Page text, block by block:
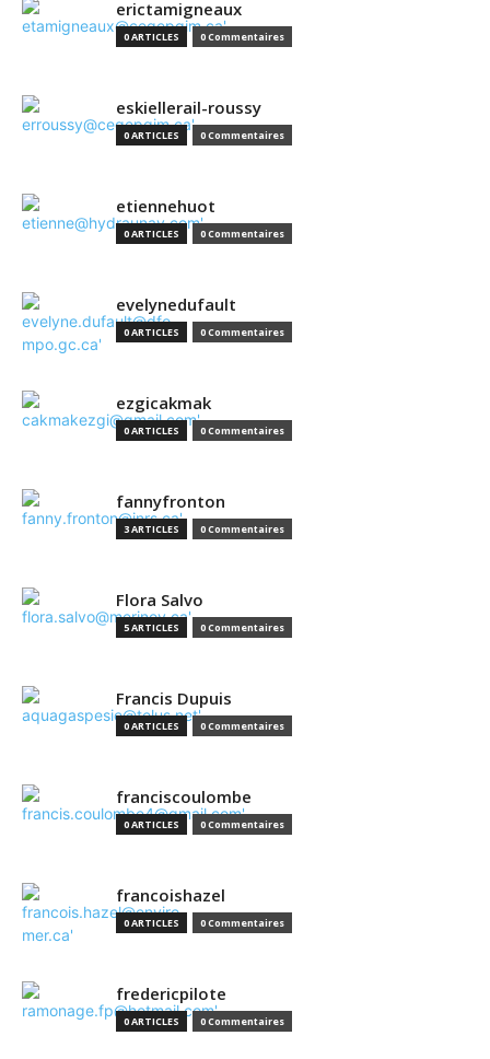
erictamigneaux
0 ARTICLES 0 Commentaires
eskiellerail-roussy
0 ARTICLES 0 Commentaires
etiennehuot
0 ARTICLES 0 Commentaires
evelynedufault
0 ARTICLES 0 Commentaires
ezgicakmak
0 ARTICLES 0 Commentaires
fannyfronton
3 ARTICLES 0 Commentaires
Flora Salvo
5 ARTICLES 0 Commentaires
Francis Dupuis
0 ARTICLES 0 Commentaires
franciscoulombe
0 ARTICLES 0 Commentaires
francoishazel
0 ARTICLES 0 Commentaires
fredericpilote
0 ARTICLES 0 Commentaires